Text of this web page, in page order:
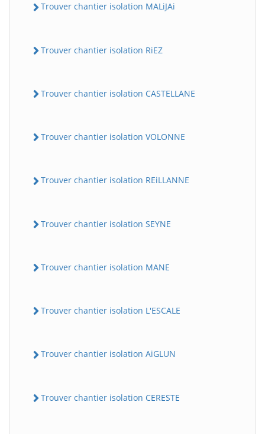
Trouver chantier isolation MALiJAi
Trouver chantier isolation RiEZ
Trouver chantier isolation CASTELLANE
Trouver chantier isolation VOLONNE
Trouver chantier isolation REiLLANNE
Trouver chantier isolation SEYNE
Trouver chantier isolation MANE
Trouver chantier isolation L'ESCALE
Trouver chantier isolation AiGLUN
Trouver chantier isolation CERESTE